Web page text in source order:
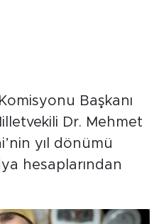
Başkanı
Dr. Mehmet
yıl dönümü
hesaplarından